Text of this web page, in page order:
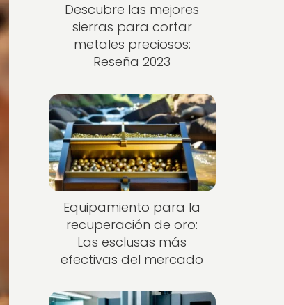
Descubre las mejores
sierras para cortar
metales preciosos:
Reseña 2023
Equipamiento para la
recuperación de oro:
Las esclusas más
efectivas del mercado